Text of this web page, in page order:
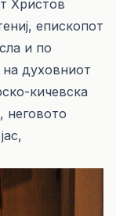
Христов
епископот
и по
на духовниот
кичевска
неговото